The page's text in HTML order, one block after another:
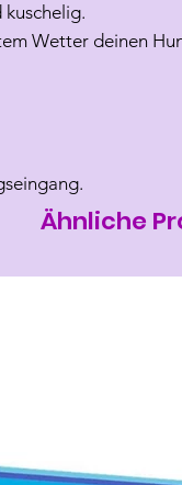
Wetter deinen
Ähnliche